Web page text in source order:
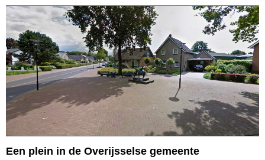
Een plein in de Overijsselse gemeente